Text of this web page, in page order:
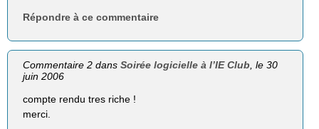
Répondre à ce commentaire
Commentaire 2 dansSoirée logicielle à l’IE Club , le 30
juin 2006
compte rendu tres riche !
merci.